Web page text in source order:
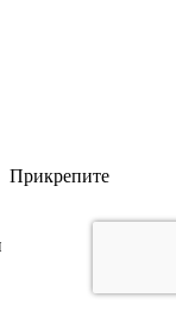
Прикрепите